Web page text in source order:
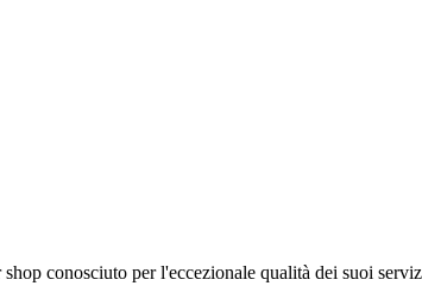
conosciuto per l'eccezionale qualità dei suoi